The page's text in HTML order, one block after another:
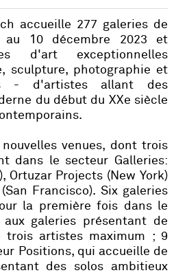
accueille 277 galeries de
10 décembre 2023 et
d'art exceptionnelles
sculpture, photographie et
- d'artistes allant des
du début du XXe siècle
venues, dont trois
dans le secteur Galleries:
Ortuzar Projects (New York)
Francisco). Six galeries
la première fois dans le
galeries présentant de
trois artistes maximum ; 9
Positions, qui accueille de
des solos ambitieux